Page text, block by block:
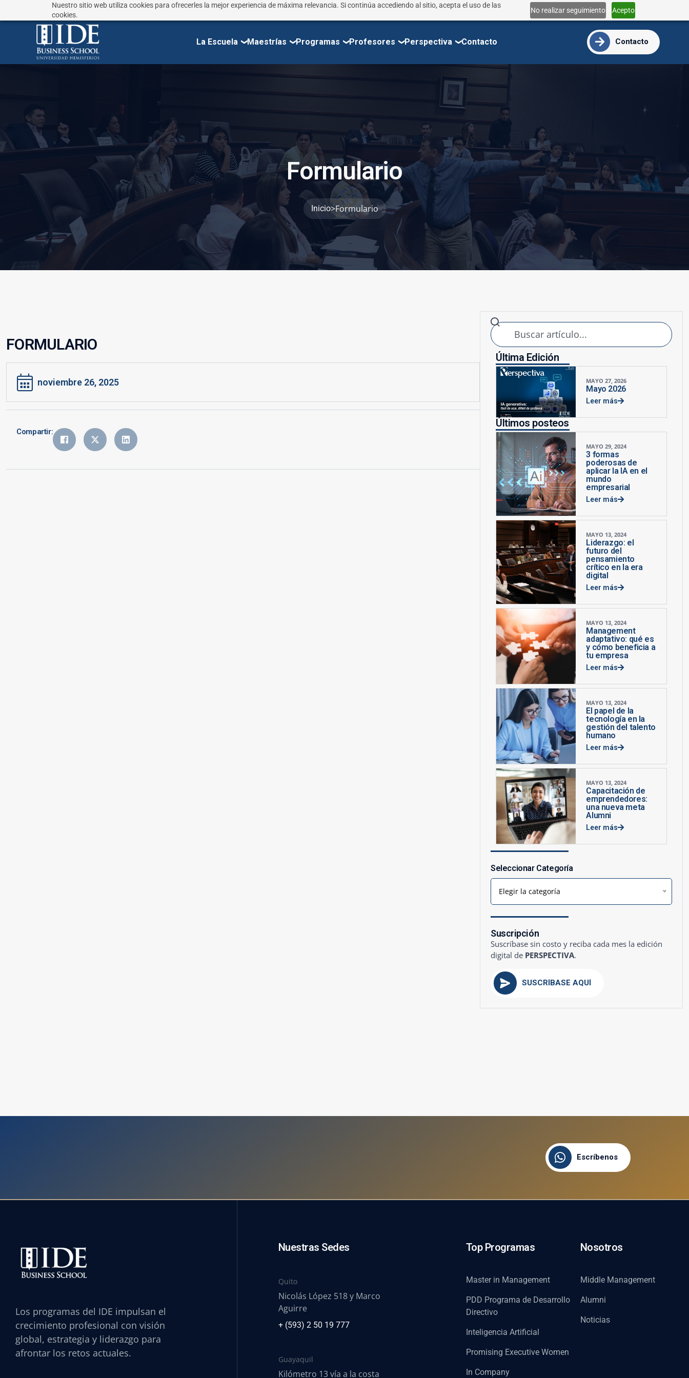
Nuestro sitio web utiliza cookies para ofrecerles la mejor experiencia de máxima relevancia. Si continúa accediendo al sitio, acepta el uso de las
cookies.
No realizar seguimiento Acepto
¿No sabes que estudiar?Responde estas preguntas Lun - Vie 9:00 - 18:00 info@ide.edu.ec
La Escuela Maestrías Programas Profesores Perspectiva Contacto Contacto
Formulario
Inicio>Formulario
FORMULARIO
noviembre 26, 2025
Compartir:
Última Edición
MAYO 27, 2026
Mayo 2026
Leer más
Últimos posteos
MAYO 29, 2024
3 formas
poderosas de
aplicar la IA en el
mundo
empresarial
Leer más
MAYO 13, 2024
Liderazgo: el
futuro del
pensamiento
crítico en la era
digital
Leer más
MAYO 13, 2024
Management
adaptativo: qué es
y cómo beneficia a
tu empresa
Leer más
MAYO 13, 2024
El papel de la
tecnología en la
gestión del talento
humano
Leer más
MAYO 13, 2024
Capacitación de
emprendedores:
una nueva meta
Alumni
Leer más
Seleccionar Categoría
Elegir la categoría
Suscripción
Suscríbase sin costo y reciba cada mes la edición
digital de PERSPECTIVA.
SUSCRÍBASE AQUÍ
Escríbenos
Los programas del IDE impulsan el
crecimiento profesional con visión
global, estrategia y liderazgo para
afrontar los retos actuales.
Nuestras Sedes
Quito
Nicolás López 518 y Marco
Aguirre
+ (593) 2 50 19 777
Guayaquil
Kilómetro 13 vía a la costa
Top Programas
Master in Management
PDD Programa de Desarrollo
Directivo
Inteligencia Artificial
Promising Executive Women
In Company
Nosotros
Middle Management
Alumni
Noticias